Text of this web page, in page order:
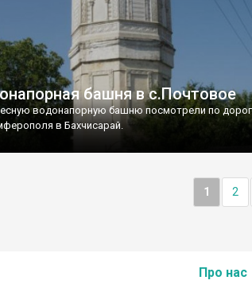
башня в с.Почтовое
водонапорную башню посмотрели по
в Бахчисарай.
1 2
Про нас